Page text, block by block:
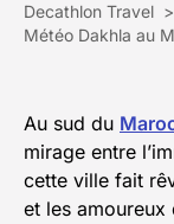
Decathlon Travel >
Météo Dakhla au
Au sud du
mirage entre
cette ville fait
et les amoureux